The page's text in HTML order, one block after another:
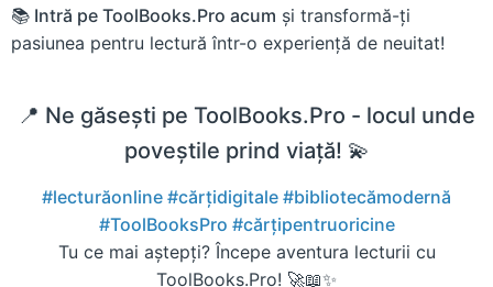
📚 Intră pe ToolBooks.Pro acum și transformă-ți
pasiunea pentru lectură într-o experiență de neuitat!
📍 Ne găsești pe ToolBooks.Pro - locul unde
poveștile prind viață! 💫
#lecturăonline #cărțidigitale #bibliotecămodernă
#ToolBooksPro #cărțipentruoricine
Tu ce mai aștepți? Începe aventura lecturii cu
ToolBooks.Pro! 🚀📖✨